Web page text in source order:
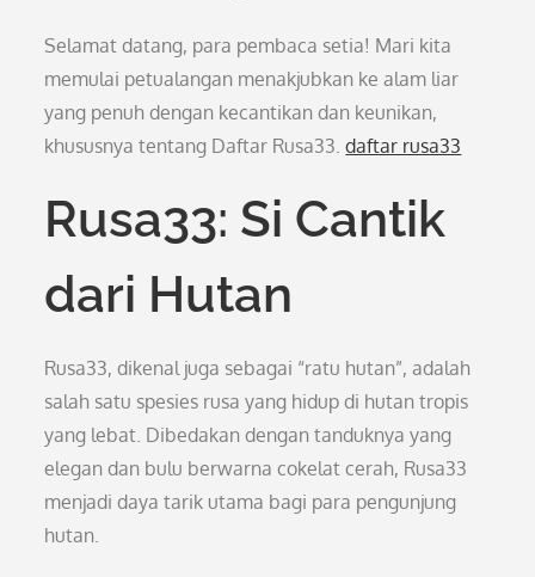
Selamat datang, para pembaca setia! Mari kita
memulai petualangan menakjubkan ke alam liar
yang penuh dengan kecantikan dan keunikan,
khususnya tentang Daftar Rusa33.daftar rusa33
Rusa33: Si Cantik
dari Hutan
Rusa33, dikenal juga sebagai “ratu hutan”, adalah
salah satu spesies rusa yang hidup di hutan tropis
yang lebat. Dibedakan dengan tanduknya yang
elegan dan bulu berwarna cokelat cerah, Rusa33
menjadi daya tarik utama bagi para pengunjung
hutan.